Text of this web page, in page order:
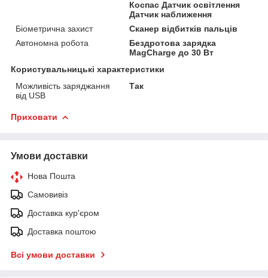
Коспас Датчик освітлення
Датчик наближення
Біометрична захист
Сканер відбитків пальців
Автономна робота
Бездротова зарядка
MagCharge до 30 Вт
Користувальницькі характеристики
Можливість заряджання
від USB
Так
Приховати
Умови доставки
Нова Пошта
Самовивіз
Доставка кур'єром
Доставка поштою
Всі умови доставки